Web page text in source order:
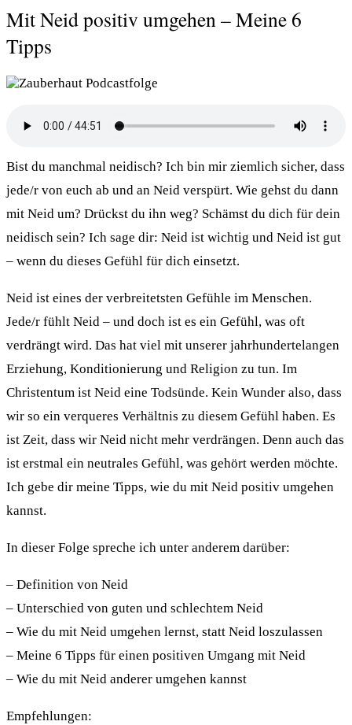
Mit Neid positiv umgehen – Meine 6
Tipps
Bist du manchmal neidisch? Ich bin mir ziemlich sicher, dass
jede/r von euch ab und an Neid verspürt. Wie gehst du dann
mit Neid um? Drückst du ihn weg? Schämst du dich für dein
neidisch sein? Ich sage dir: Neid ist wichtig und Neid ist gut
– wenn du dieses Gefühl für dich einsetzt.
Neid ist eines der verbreitetsten Gefühle im Menschen.
Jede/r fühlt Neid – und doch ist es ein Gefühl, was oft
verdrängt wird. Das hat viel mit unserer jahrhundertelangen
Erziehung, Konditionierung und Religion zu tun. Im
Christentum ist Neid eine Todsünde. Kein Wunder also, dass
wir so ein verqueres Verhältnis zu diesem Gefühl haben. Es
ist Zeit, dass wir Neid nicht mehr verdrängen. Denn auch das
ist erstmal ein neutrales Gefühl, was gehört werden möchte.
Ich gebe dir meine Tipps, wie du mit Neid positiv umgehen
kannst.
In dieser Folge spreche ich unter anderem darüber:
– Definition von Neid
– Unterschied von guten und schlechtem Neid
– Wie du mit Neid umgehen lernst, statt Neid loszulassen
– Meine 6 Tipps für einen positiven Umgang mit Neid
– Wie du mit Neid anderer umgehen kannst
Empfehlungen: